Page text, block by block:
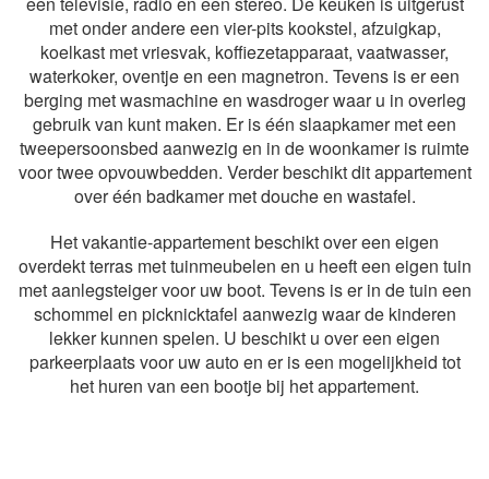
met onder andere een vier-pits kookstel, afzuigkap,
koelkast met vriesvak, koffiezetapparaat, vaatwasser,
waterkoker, oventje en een magnetron. Tevens is er een
berging met wasmachine en wasdroger waar u in overleg
gebruik van kunt maken. Er is één slaapkamer met een
tweepersoonsbed aanwezig en in de woonkamer is ruimte
voor twee opvouwbedden. Verder beschikt dit appartement
over één badkamer met douche en wastafel.
Het vakantie-appartement beschikt over een eigen
overdekt terras met tuinmeubelen en u heeft een eigen tuin
met aanlegsteiger voor uw boot. Tevens is er in de tuin een
schommel en picknicktafel aanwezig waar de kinderen
lekker kunnen spelen. U beschikt u over een eigen
parkeerplaats voor uw auto en er is een mogelijkheid tot
het huren van een bootje bij het appartement.